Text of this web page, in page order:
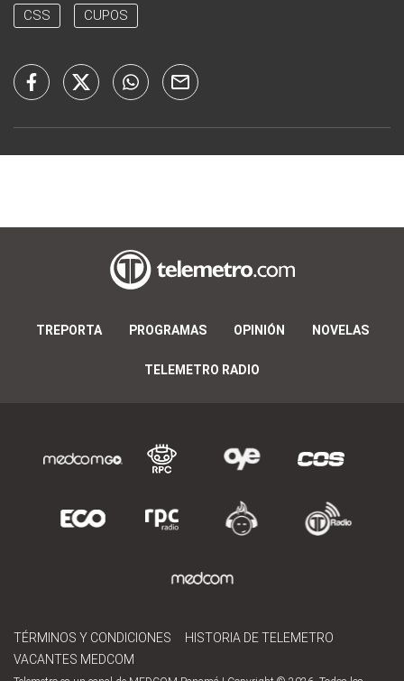
CSS CUPOS
TREPORTA PROGRAMAS OPINIÓN NOVELAS
TELEMETRO RADIO
TÉRMINOS Y CONDICIONES
HISTORIA DE TELEMETRO
VACANTES MEDCOM